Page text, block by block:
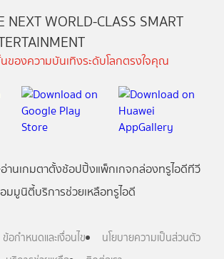
NEXT WORLD-CLASS SMART
ของความบันเทิงระดับโลกตรงใจคุณ
อ่านเกมตาตั้งช้อปปิ้งแพ็กเกจกล่องทรูไอดีทีวี
มมูนิตี้บริการช่วยเหลือทรูไอดี
ข้อกำหนดและเงื่อนไข
นโยบายความเป็นส่วนตัว